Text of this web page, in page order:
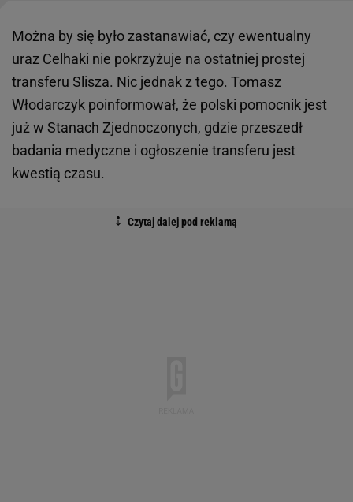
Można by się było zastanawiać, czy ewentualny
uraz Celhaki nie pokrzyżuje na ostatniej prostej
transferu Slisza. Nic jednak z tego. Tomasz
Włodarczyk poinformował, że polski pomocnik jest
już w Stanach Zjednoczonych, gdzie przeszedł
badania medyczne i ogłoszenie transferu jest
kwestią czasu.